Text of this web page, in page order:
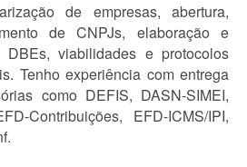
de empresas, abertura,
de CNPJs, elaboração e
DBEs, viabilidades e protocolos
Tenho experiência com entrega
como DEFIS, DASN-SIMEI,
Contribuições, EFD-ICMS/IPI,